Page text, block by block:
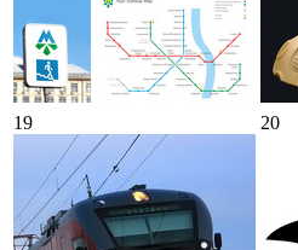
19 20